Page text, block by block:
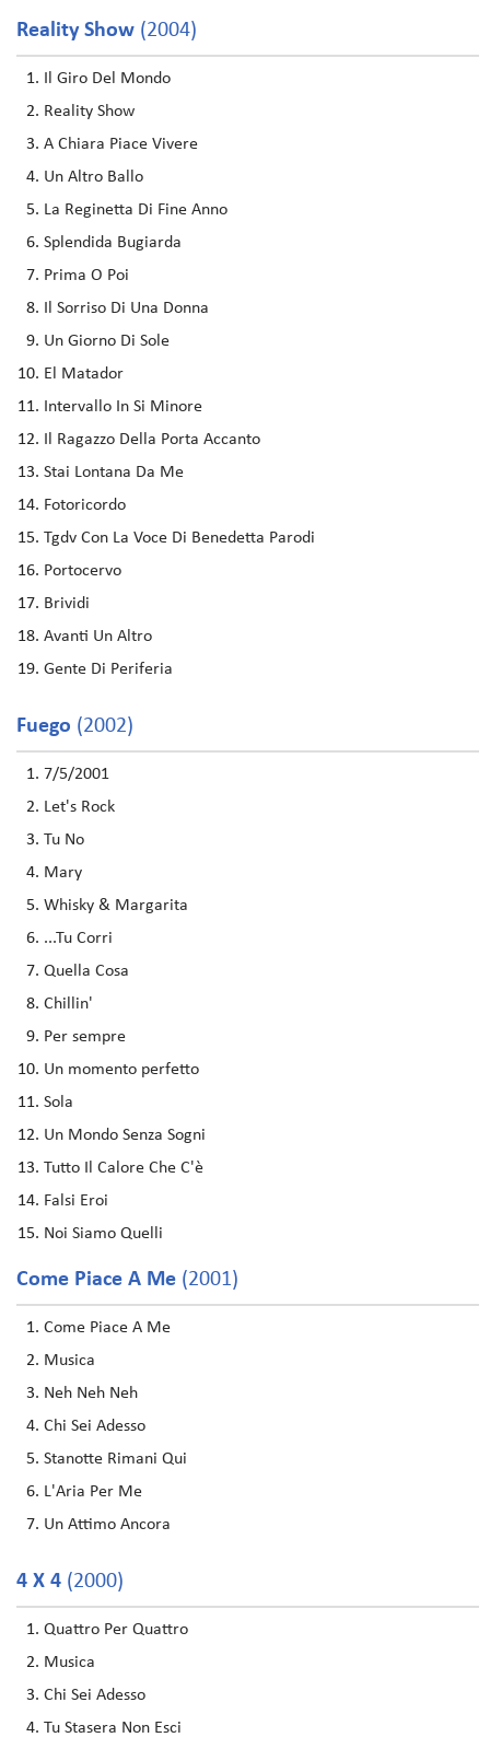
Reality Show (2004)
Il Giro Del Mondo
Reality Show
A Chiara Piace Vivere
Un Altro Ballo
La Reginetta Di Fine Anno
Splendida Bugiarda
Prima O Poi
Il Sorriso Di Una Donna
Un Giorno Di Sole
El Matador
Intervallo In Si Minore
Il Ragazzo Della Porta Accanto
Stai Lontana Da Me
Fotoricordo
Tgdv Con La Voce Di Benedetta Parodi
Portocervo
Brividi
Avanti Un Altro
Gente Di Periferia
Fuego (2002)
7/5/2001
Let's Rock
Tu No
Mary
Whisky & Margarita
...Tu Corri
Quella Cosa
Chillin'
Per sempre
Un momento perfetto
Sola
Un Mondo Senza Sogni
Tutto Il Calore Che C'è
Falsi Eroi
Noi Siamo Quelli
Come Piace A Me (2001)
Come Piace A Me
Musica
Neh Neh Neh
Chi Sei Adesso
Stanotte Rimani Qui
L'Aria Per Me
Un Attimo Ancora
4 X 4 (2000)
Quattro Per Quattro
Musica
Chi Sei Adesso
Tu Stasera Non Esci